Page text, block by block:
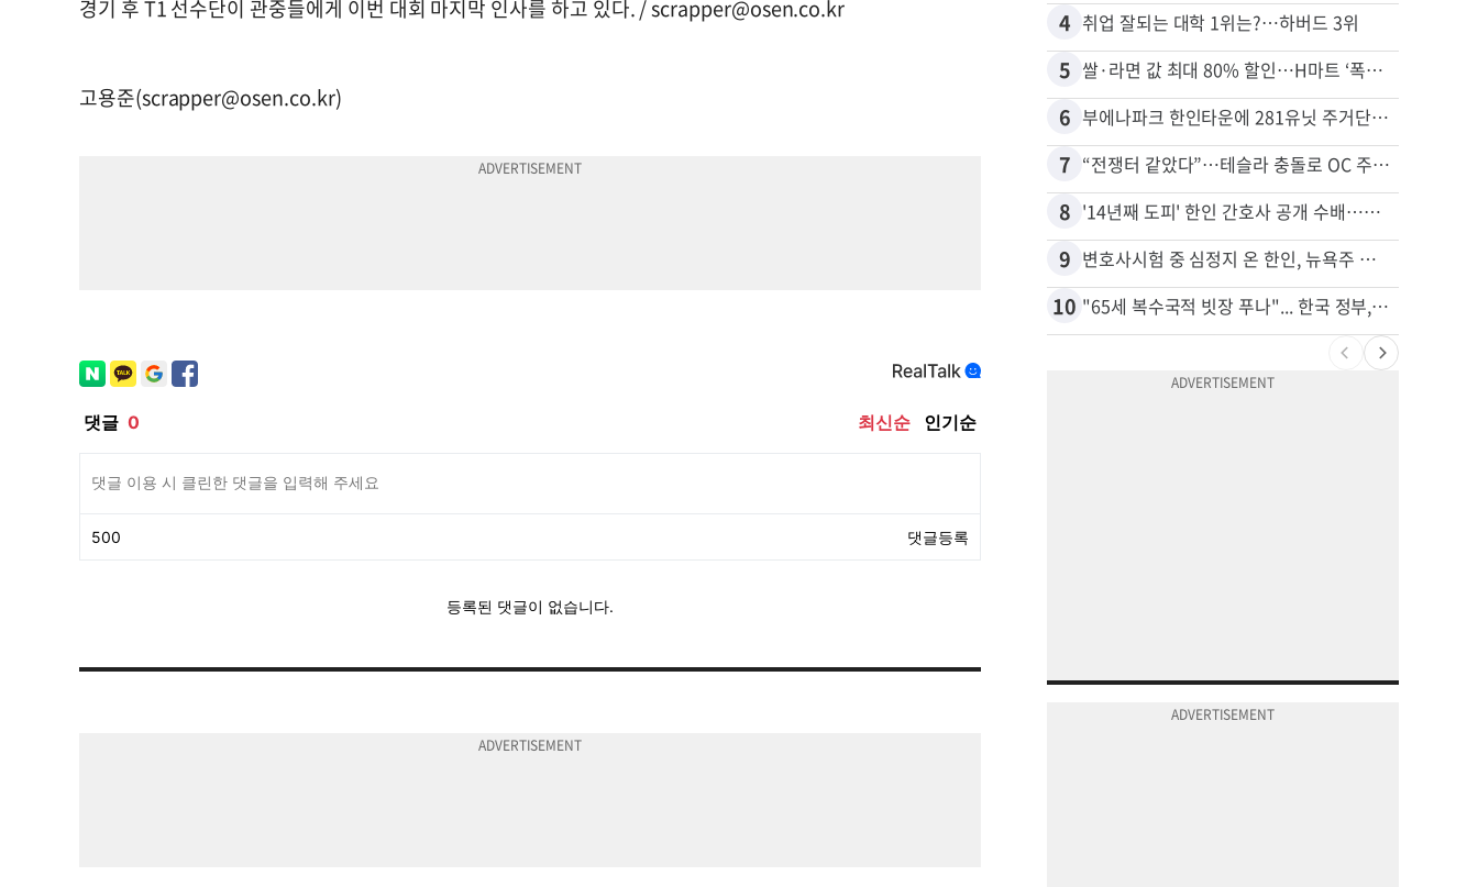
경기 후 T1 선수단이 관중들에게 이번 대회 마지막 인사를 하고 있다. /scrapper@osen.co.kr
고용준(scrapper@osen.co.kr)
4 취업 잘되는 대학 1위는?…하버드 3위
5 쌀·라면 값 최대 80% 할인…H마트 ‘폭탄 세일’
6 부에나파크 한인타운에 281유닛 주거단지 들어선다
7 “전쟁터 같았다”…테슬라 충돌로 OC 주택 4채 파손
8 '14년째 도피' 한인 간호사 공개 수배…메디케어 사기 유죄
9 변호사시험 중 심정지 온 한인, 뉴욕주 제소
10 "65세 복수국적 빗장 푸나"... 한국 정부, 연령 완화 전면 추진